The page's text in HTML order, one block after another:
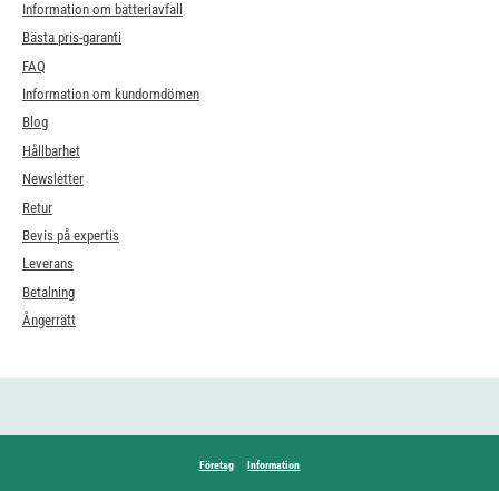
Information om batteriavfall
Bästa pris-garanti
FAQ
Information om kundomdömen
Blog
Hållbarhet
Newsletter
Retur
Bevis på expertis
Leverans
Betalning
Ångerrätt
Företag Information